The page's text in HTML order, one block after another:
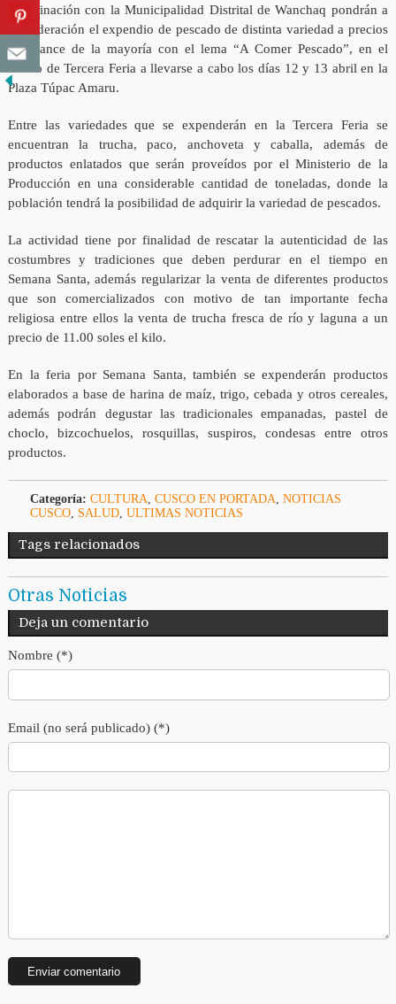
coordinación con la Municipalidad Distrital de Wanchaq pondrán a
consideración el expendio de pescado de distinta variedad a precios
al alcance de la mayoría con el lema “A Comer Pescado”, en el
marco de Tercera Feria a llevarse a cabo los días 12 y 13 abril en la
Plaza Túpac Amaru.
Entre las variedades que se expenderán en la Tercera Feria se
encuentran la trucha, paco, anchoveta y caballa, además de
productos enlatados que serán proveídos por el Ministerio de la
Producción en una considerable cantidad de toneladas, donde la
población tendrá la posibilidad de adquirir la variedad de pescados.
La actividad tiene por finalidad de rescatar la autenticidad de las
costumbres y tradiciones que deben perdurar en el tiempo en
Semana Santa, además regularizar la venta de diferentes productos
que son comercializados con motivo de tan importante fecha
religiosa entre ellos la venta de trucha fresca de río y laguna a un
precio de 11.00 soles el kilo.
En la feria por Semana Santa, también se expenderán productos
elaborados a base de harina de maíz, trigo, cebada y otros cereales,
además podrán degustar las tradicionales empanadas, pastel de
choclo, bizcochuelos, rosquillas, suspiros, condesas entre otros
productos.
Categoría: CULTURA, CUSCO EN PORTADA, NOTICIAS
CUSCO, SALUD, ULTIMAS NOTICIAS
Tags relacionados
Otras Noticias
Deja un comentario
Nombre (*)
Email (no será publicado) (*)